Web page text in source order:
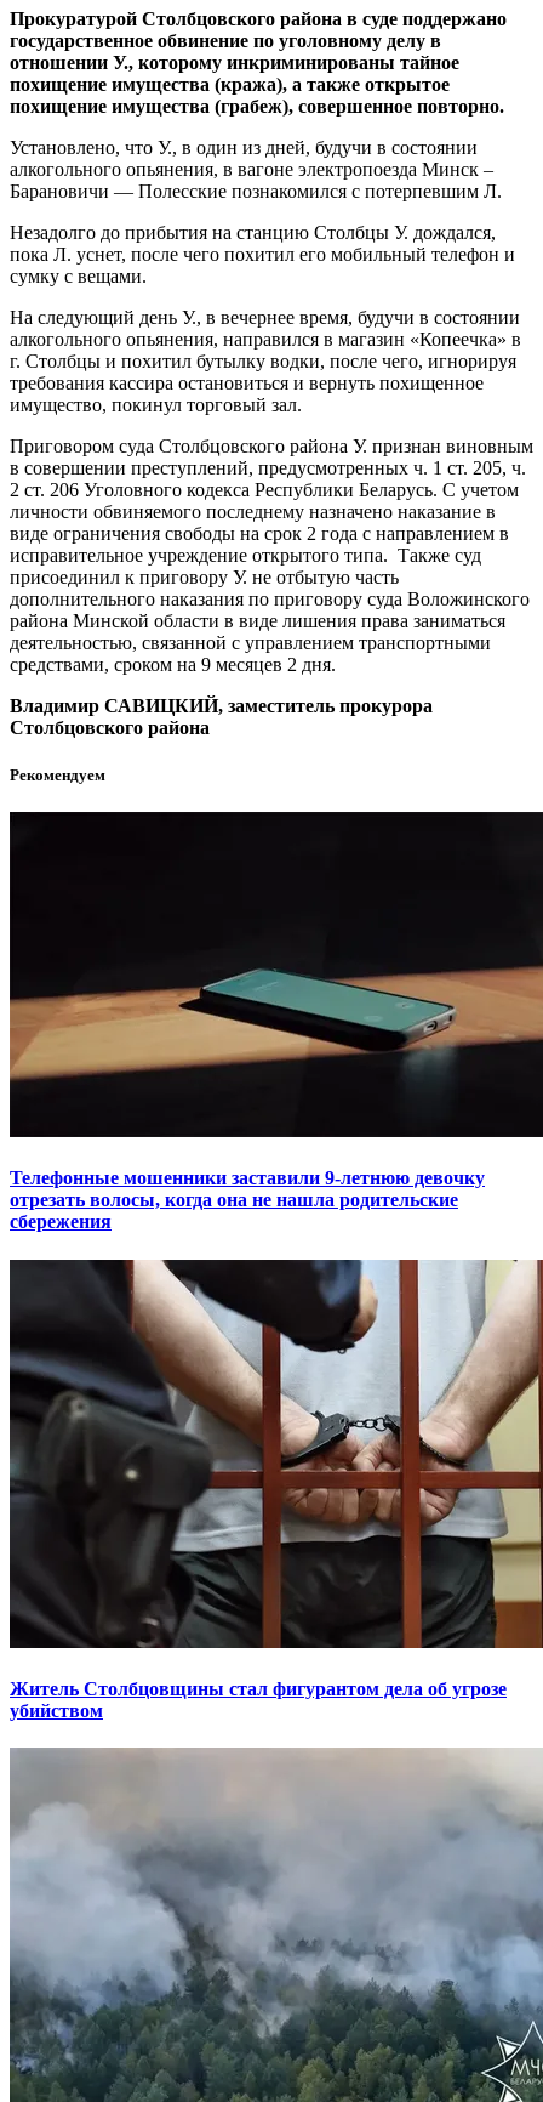
Прокуратурой Столбцовского района в суде поддержано
государственное обвинение по уголовному делу в
отношении У., которому инкриминированы тайное
похищение имущества (кража), а также открытое
похищение имущества (грабеж), совершенное повторно.
Установлено, что У., в один из дней, будучи в состоянии
алкогольного опьянения, в вагоне электропоезда Минск –
Барановичи — Полесские познакомился с потерпевшим Л.
Незадолго до прибытия на станцию Столбцы У. дождался,
пока Л. уснет, после чего похитил его мобильный телефон и
сумку с вещами.
На следующий день У., в вечернее время, будучи в состоянии
алкогольного опьянения, направился в магазин «Копеечка» в
г. Столбцы и похитил бутылку водки, после чего, игнорируя
требования кассира остановиться и вернуть похищенное
имущество, покинул торговый зал.
Приговором суда Столбцовского района У. признан виновным
в совершении преступлений, предусмотренных ч. 1 ст. 205, ч.
2 ст. 206 Уголовного кодекса Республики Беларусь. С учетом
личности обвиняемого последнему назначено наказание в
виде ограничения свободы на срок 2 года с направлением в
исправительное учреждение открытого типа. Также суд
присоединил к приговору У. не отбытую часть
дополнительного наказания по приговору суда Воложинского
района Минской области в виде лишения права заниматься
деятельностью, связанной с управлением транспортными
средствами, сроком на 9 месяцев 2 дня.
Владимир САВИЦКИЙ, заместитель прокурора
Столбцовского района
Рекомендуем
Телефонные мошенники заставили 9-летнюю девочку
отрезать волосы, когда она не нашла родительские
сбережения
Житель Столбцовщины стал фигурантом дела об угрозе
убийством